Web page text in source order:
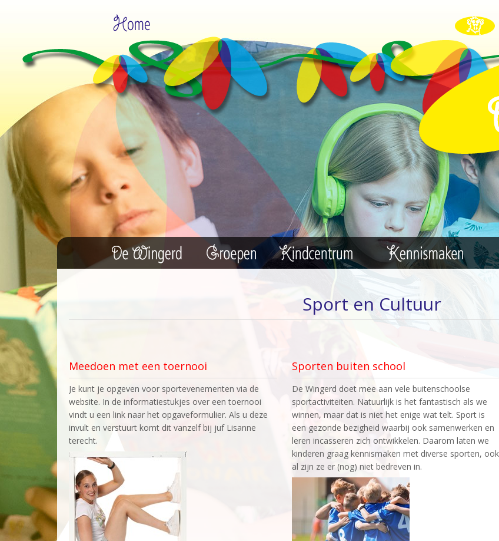
Sport en Cultuur
Meedoen met een toernooi
Je kunt je opgeven voor sportevenementen via de
website. In de informatiestukjes over een toernooi
vindt u een link naar het opgaveformulier. Als u deze
invult en verstuurt komt dit vanzelf bij juf Lisanne
terecht.
Sporten buiten school
De Wingerd doet mee aan vele buitenschoolse
sportactiviteiten. Natuurlijk is het fantastisch als we
winnen, maar dat is niet het enige wat telt. Sport is
een gezonde bezigheid waarbij ook samenwerken en
leren incasseren zich ontwikkelen. Daarom laten we
kinderen graag kennismaken met diverse sporten, ook
al zijn ze er (nog) niet bedreven in.